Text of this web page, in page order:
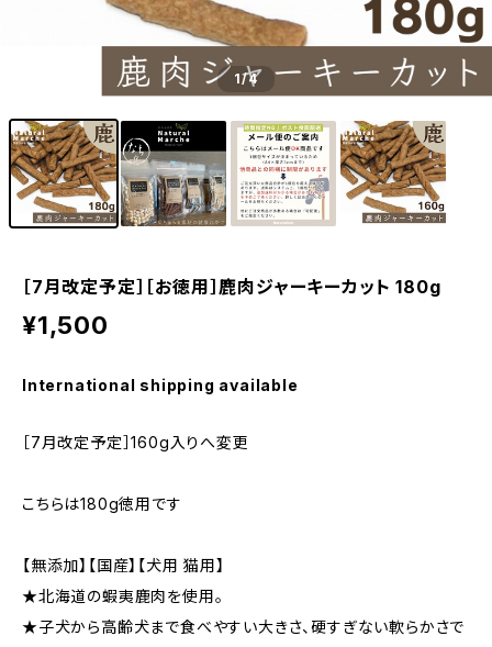
1/4
［7月改定予定］［お徳用］鹿肉ジャーキーカット 180g
¥1,500
International shipping available
［7月改定予定］160g入りへ変更
こちらは180g徳用です
【無添加】【国産】【犬用 猫用】
★北海道の蝦夷鹿肉を使用。
★子犬から高齢犬まで食べやすい大きさ、硬すぎない軟らかさで